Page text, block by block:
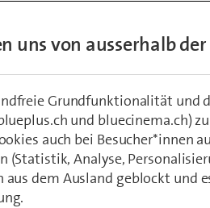
sind noch
Schädeli
2020
uns von ausserhalb
Grundfunktionalität und
und bluecinema.ch)
auch bei Besucher*innen
(Statistik, Analyse,
aus dem Ausland geblockt und